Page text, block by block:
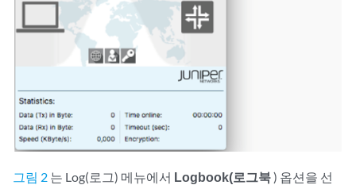
그림 2 는 Log(로그) 메뉴에서 Logbook(로그북) 옵션을 선